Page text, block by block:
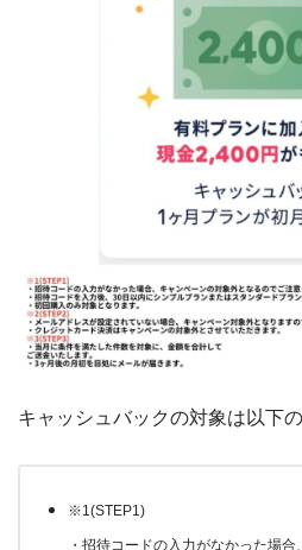
キャッシュバックの対象は以下
※1(STEP1)
・招待コードの入力がなかった場